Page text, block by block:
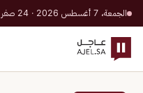
الجمعة، 7 أغسطس 2026 · 24 صفر 1448 هـ